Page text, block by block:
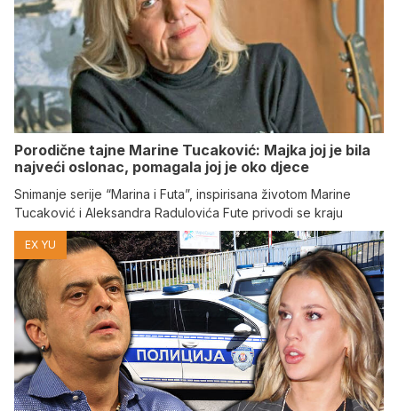
Porodične tajne Marine Tucaković: Majka joj je bila
najveći oslonac, pomagala joj je oko djece
Snimanje serije “Marina i Futa”, inspirisana životom Marine
Tucaković i Aleksandra Radulovića Fute privodi se kraju
EX YU